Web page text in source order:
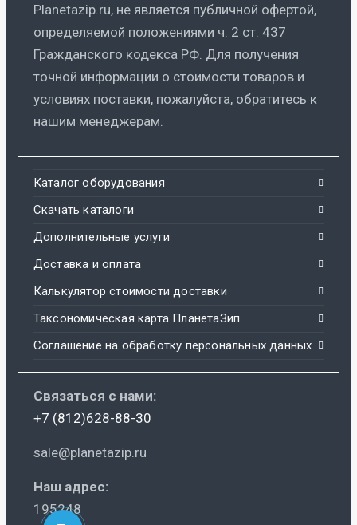
Planetazip.ru, не является публичной офертой,
определяемой положениями ч. 2 ст. 437
Гражданского кодекса РФ. Для получения
точной информации о стоимости товаров и
условиях поставки, пожалуйста, обратитесь к
нашим менеджерам.
Каталог оборудования
Скачать каталоги
Дополнительные услуги
Доставка и оплата
Калькулятор стоимости доставки
Таксономическая карта ПланетаЗип
Соглашение на обработку персональных данных
Связаться с нами:
+7 (812)628-88-30
sale@planetazip.ru
Наш адрес:
195248